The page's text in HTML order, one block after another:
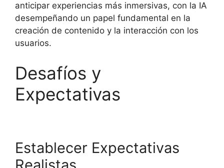
anticipar experiencias más inmersivas, con la IA
desempeñando un papel fundamental en la
creación de contenido y la interacción con los
usuarios.
Desafíos y
Expectativas
Establecer Expectativas